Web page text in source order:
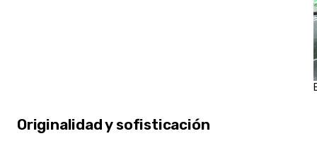
Originalidad y sofisticación